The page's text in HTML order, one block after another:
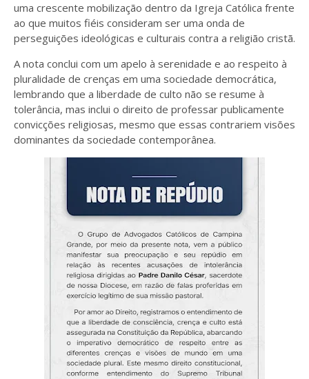
uma crescente mobilização dentro da Igreja Católica frente
ao que muitos fiéis consideram ser uma onda de
perseguições ideológicas e culturais contra a religião cristã.
A nota conclui com um apelo à serenidade e ao respeito à
pluralidade de crenças em uma sociedade democrática,
lembrando que a liberdade de culto não se resume à
tolerância, mas inclui o direito de professar publicamente
convicções religiosas, mesmo que essas contrariem visões
dominantes da sociedade contemporânea.